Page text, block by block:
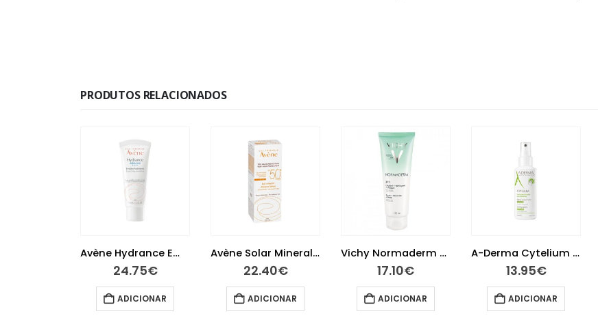
PRODUTOS RELACIONADOS
Avène Hydrance Emulsão Suave 40 ml
24.75€
ADICIONAR
Avène Solar Mineral Leite 50+ 100 ml
22.40€
ADICIONAR
Vichy Normaderm Gel Exfoliante 3 em 1 125 ml
17.10€
ADICIONAR
A-Derma Cytelium Spray Secante 100 ml
13.95€
ADICIONAR